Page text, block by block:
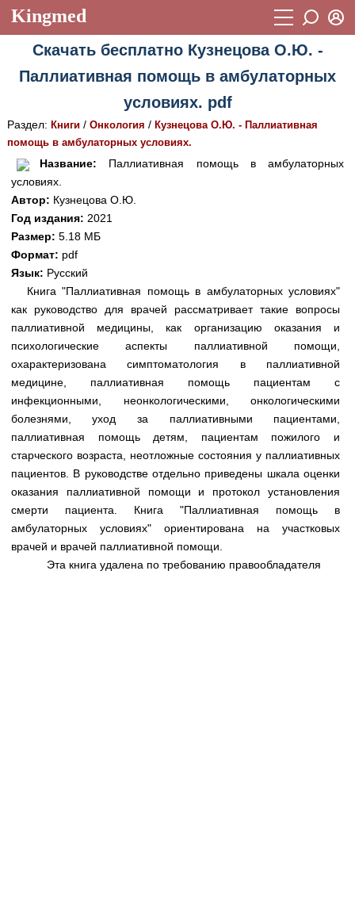
Kingmed
Учебный материал
Видеогалерея 899
Истории болезней 1268
Лекции и презентации
Аккредитационные тесты
Методические рекомендации
Научно-популярное
Новости (244)
Медицинская стандартизация
Нормативы экстренной и неотложной помощи
Нормы лабораторных и инструментальных
исследований
Обратная связь
Восстановить пароль
Регистрация
Скачать бесплатно Кузнецова О.Ю. -
Паллиативная помощь в амбулаторных
условиях. pdf
Раздел: Книги/ Онкология / Кузнецова О.Ю. - Паллиативная
помощь в амбулаторных условиях.
Название: Паллиативная помощь в амбулаторных
условиях.
Автор: Кузнецова О.Ю.
Год издания: 2021
Размер: 5.18 МБ
Формат: pdf
Язык: Русский
Книга "Паллиативная помощь в амбулаторных условиях"
как руководство для врачей рассматривает такие вопросы
паллиативной медицины, как организацию оказания и
психологические аспекты паллиативной помощи,
охарактеризована симптоматология в паллиативной
медицине, паллиативная помощь пациентам с
инфекционными, неонкологическими, онкологическими
болезнями, уход за паллиативными пациентами,
паллиативная помощь детям, пациентам пожилого и
старческого возраста, неотложные состояния у паллиативных
пациентов. В руководстве отдельно приведены шкала оценки
оказания паллиативной помощи и протокол установления
смерти пациента. Книга "Паллиативная помощь в
амбулаторных условиях" ориентирована на участковых
врачей и врачей паллиативной помощи.
Эта книга удалена по требованию правообладателя